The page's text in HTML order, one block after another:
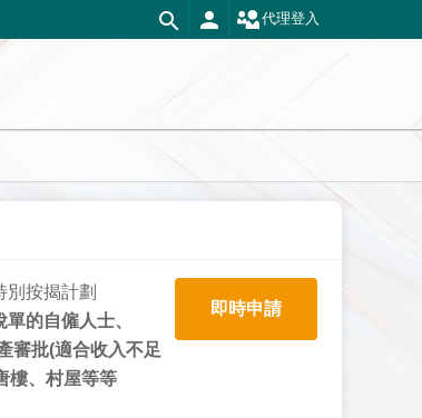
代理登入
別按揭計劃
的自僱人士、
審批(適合收入不足
樓、村屋等等
即時申請